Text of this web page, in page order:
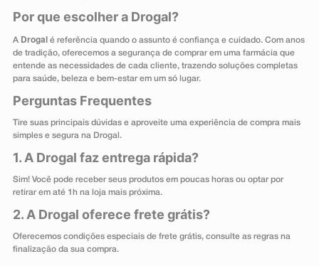
Por que escolher a Drogal?
A Drogal é referência quando o assunto é confiança e cuidado. Com anos
de tradição, oferecemos a segurança de comprar em uma farmácia que
entende as necessidades de cada cliente, trazendo soluções completas
para saúde, beleza e bem-estar em um só lugar.
Perguntas Frequentes
Tire suas principais dúvidas e aproveite uma experiência de compra mais
simples e segura na Drogal.
1. A Drogal faz entrega rápida?
Sim! Você pode receber seus produtos em poucas horas ou optar por
retirar em até 1h na loja mais próxima.
2. A Drogal oferece frete grátis?
Oferecemos condições especiais de frete grátis, consulte as regras na
finalização da sua compra.